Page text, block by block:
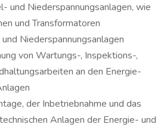
und Niederspannungsanlagen, wie
und Transformatoren
Niederspannungsanlagen
von Wartungs-, Inspektions-,
an den Energie-
der Inbetriebnahme und das
Anlagen der Energie- und